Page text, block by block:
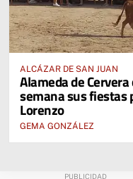
ALCÁZAR DE SAN JUAN
Alameda de
semana sus fiestas
Lorenzo
GEMA GONZÁLEZ